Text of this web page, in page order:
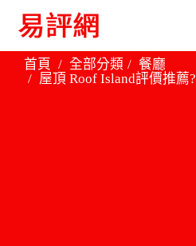
首頁 全部分類
餐廳
屋頂 Roof Island評價推薦?